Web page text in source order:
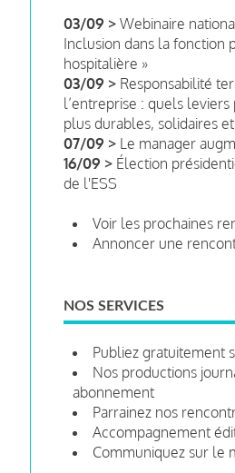
03/09 > Webinaire
Inclusion dans la fonction
hospitalière »
03/09 > Responsabilité
l’entreprise : quels
plus durables, solidaires
07/09 > Le manager
16/09 > Élection
de l'ESS
Voir les prochaines
Annoncer une
NOS SERVICES
Publiez gratuitement
Nos productions
abonnement
Parrainez nos
Accompagnement
Communiquez sur le